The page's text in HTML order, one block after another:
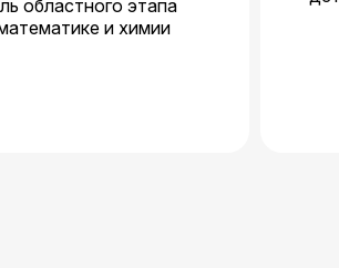
областного этапа
и химии